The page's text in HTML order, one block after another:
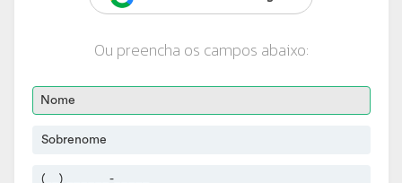
Ou preencha os campos abaixo: